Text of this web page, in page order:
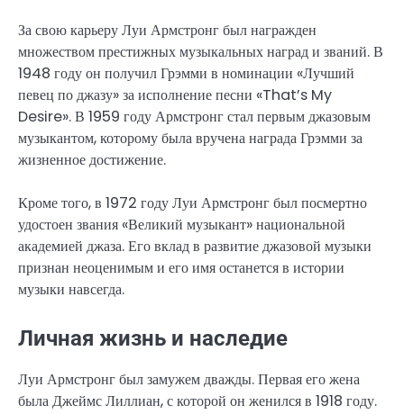
За свою карьеру Луи Армстронг был награжден
множеством престижных музыкальных наград и званий. В
1948 году он получил Грэмми в номинации «Лучший
певец по джазу» за исполнение песни «That’s My
Desire». В 1959 году Армстронг стал первым джазовым
музыкантом, которому была вручена награда Грэмми за
жизненное достижение.
Кроме того, в 1972 году Луи Армстронг был посмертно
удостоен звания «Великий музыкант» национальной
академией джаза. Его вклад в развитие джазовой музыки
признан неоценимым и его имя останется в истории
музыки навсегда.
Личная жизнь и наследие
Луи Армстронг был замужем дважды. Первая его жена
была Джеймс Лиллиан, с которой он женился в 1918 году.